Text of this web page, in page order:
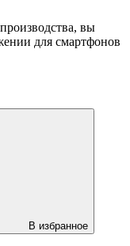
вы
для смартфонов
В избранное